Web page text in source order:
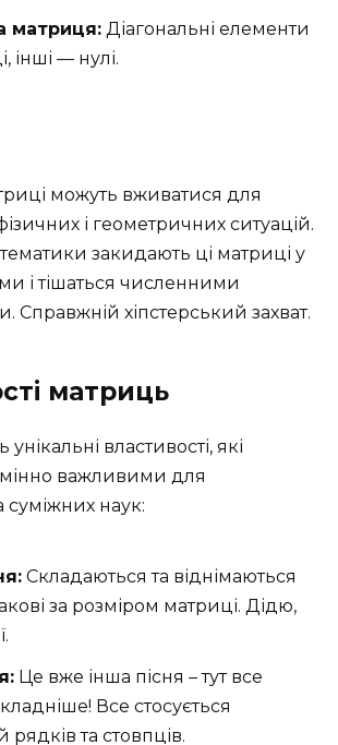
матриця: Діагональні елементи
інші — нулі.
можуть вживатися для
і геометричних ситуацій.
закидають ці матриці у
і тішаться численними
Справжній хіпстерський захват.
матриць
властивості, які
важливими для
суміжних наук:
Складаються та віднімаються
за розміром матриці. Дідю,
Це вже інша пісня – тут все
Все стосується
рядків та стовпців.